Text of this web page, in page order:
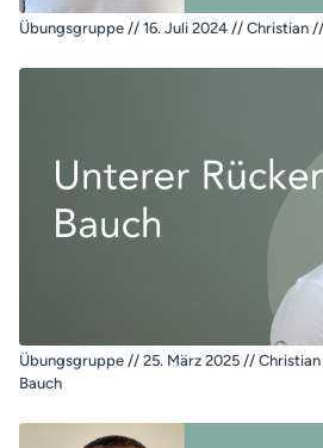
Übungsgruppe // 16. Juli 2024 // Christian
Übungsgruppe // 25. März 2025 //
Bauch